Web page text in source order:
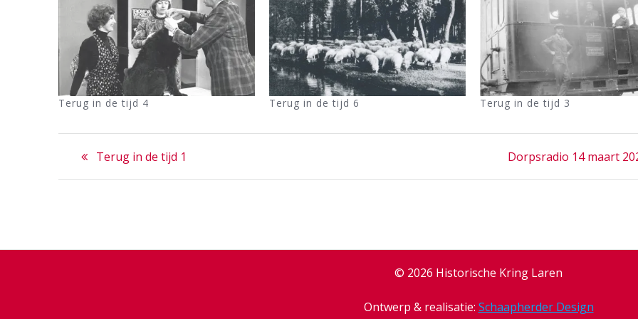
Terug in de tijd 4 Terug in de tijd 6 Terug in de tijd 3
Bericht
navigatie
Previous
Terug in de tijd 1
Next
Dorpsradio 14 maart
© 2026 Historische Kring Laren
Ontwerp & realisatie: Schaapherder Design